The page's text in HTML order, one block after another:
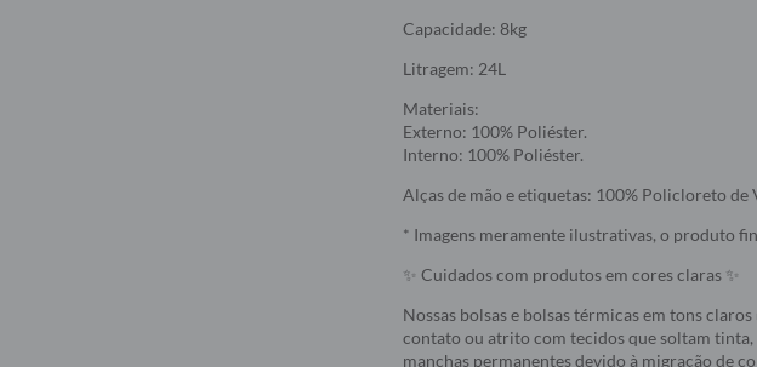
Capacidade: 8kg
Litragem: 24L
Materiais:
Externo: 100% Poliéster.
Interno: 100% Poliéster.
Alças de mão e etiquetas: 100% Policloreto de
* Imagens meramente ilustrativas, o produto
✨ Cuidados com produtos em cores claras ✨
Nossas bolsas e bolsas térmicas em tons
contato ou atrito com tecidos que soltam tinta,
manchas permanentes devido à migração de